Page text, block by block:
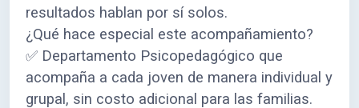
resultados hablan por sí solos.
¿Qué hace especial este acompañamiento?
✅ Departamento Psicopedagógico que
acompaña a cada joven de manera individual y
grupal, sin costo adicional para las familias.